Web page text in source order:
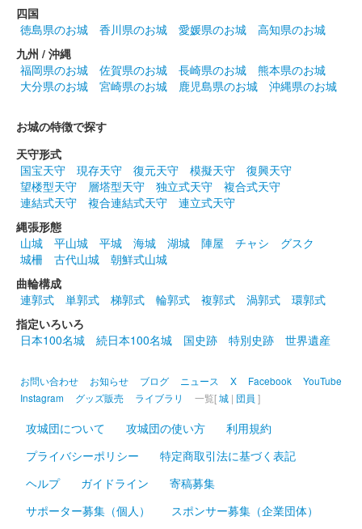
和歌山城 御城印
日本三大連立式天守の和歌山城を背景に、和歌山城の歴代の城主
である豊臣家・桑山家・浅野家・徳川家の家紋を押印したもの
和歌山城 御城印
60周年記念 EXオリジナル 特別御城印
京都・大阪〜和歌山間を結ぶ特急くろしおの運行60周年を記念し
て発売されたJR西日本とのコラボ御城印。和歌山城と桜、東海
道・山陽新幹線N700S、特急くろしお287系電車が描かれてい
る。EX予約サービス……
和歌山城 御城印
販売終了
岸和田城の危機を蛸が救ったといわれている「蛸地蔵伝説」にち
なんで、蛸のスタンプを押印した御城印。70枚限定。
和歌山城 御城印
岸和田城天守復興70周年 冬の陣参
陣記念版（緑）
四国
徳島県のお城
香川県のお城 愛媛県のお城
高知県のお城
九州 / 沖縄
福岡県のお城
佐賀県のお城 長崎県のお城
熊本県のお城
大分県のお城
宮崎県のお城 鹿児島県のお城 沖縄県のお城
お城の特徴で探す
天守形式
国宝天守
現存天守 復元天守 模擬天守
復興天守
望楼型天守
層塔型天守 独立式天守
複合式天守
連結式天守
複合連結式天守
連立式天守
縄張形態
山城
平山城 平城 海城 湖城 陣屋 チャシ
グスク
城柵
古代山城
朝鮮式山城
曲輪構成
連郭式
単郭式 梯郭式 輪郭式 複郭式 渦郭式
環郭式
指定いろいろ
日本100名城
続日本100名城 国史跡 特別史跡 世界遺産
お問い合わせ お知らせ ブログ ニュース X Facebook
YouTube
Instagram
グッズ販売 ライブラリ 一覧[城 | 団員 ]
攻城団について 攻城団の使い方
利用規約
プライバシーポリシー
特定商取引法に基づく表記
ヘルプ
ガイドライン
寄稿募集
サポーター募集（個人）
スポンサー募集（企業団体）